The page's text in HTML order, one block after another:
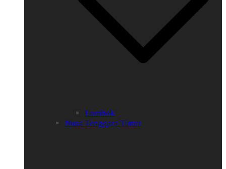
Lombok
Nusa Tenggara Timur